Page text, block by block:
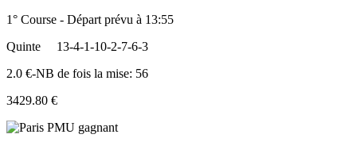
1° Course - Départ prévu à 13:55
Quinte
13-4-1-10-2-7-6-3
2.0 €-NB de fois la mise: 56
3429.80 €